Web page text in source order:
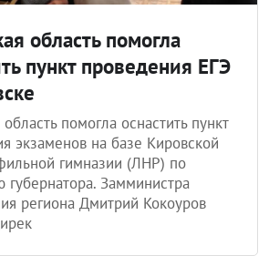
область помогла
пункт проведения ЕГЭ
помогла оснастить пункт
экзаменов на базе Кировской
гимназии (ЛНР) по
губернатора. Замминистра
региона Дмитрий Кокоуров